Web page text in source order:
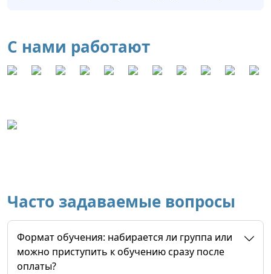
С нами работают
Часто задаваемые вопросы
Формат обучения: набирается ли группа или
можно приступить к обучению сразу после
оплаты?